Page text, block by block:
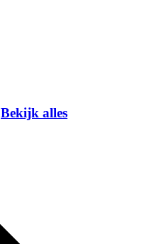
Bekijk alles